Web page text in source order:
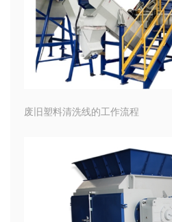
废旧塑料清洗线的工作流程